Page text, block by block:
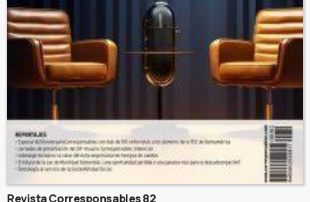
Revista Corresponsables 82